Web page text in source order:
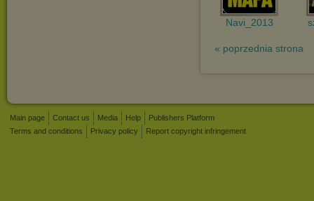
Navi_2013
« poprzednia strona
Main page Contact us Media Help
Publishers Platform
Terms and conditions
Privacy policy Report copyright infringement